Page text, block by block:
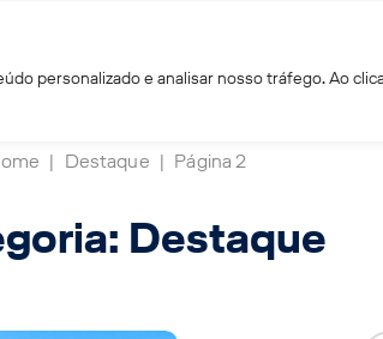
personalizado e analisar nosso tráfego. Ao
| Destaque | Página 2
Destaque